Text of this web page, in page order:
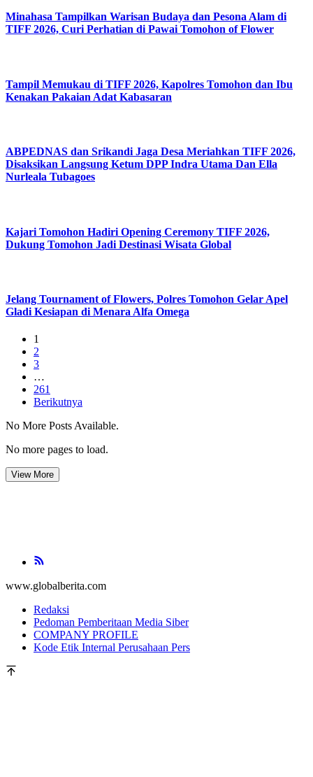
Minahasa Tampilkan Warisan Budaya dan Pesona Alam di
TIFF 2026, Curi Perhatian di Pawai Tomohon of Flower
Tampil Memukau di TIFF 2026, Kapolres Tomohon dan Ibu
Kenakan Pakaian Adat Kabasaran
ABPEDNAS dan Srikandi Jaga Desa Meriahkan TIFF 2026,
Disaksikan Langsung Ketum DPP Indra Utama Dan Ella
Nurleala Tubagoes
Kajari Tomohon Hadiri Opening Ceremony TIFF 2026,
Dukung Tomohon Jadi Destinasi Wisata Global
Jelang Tournament of Flowers, Polres Tomohon Gelar Apel
Gladi Kesiapan di Menara Alfa Omega
1
2
3
…
261
Berikutnya
No More Posts Available.
No more pages to load.
View More
www.globalberita.com
Redaksi
Pedoman Pemberitaan Media Siber
COMPANY PROFILE
Kode Etik Internal Perusahaan Pers